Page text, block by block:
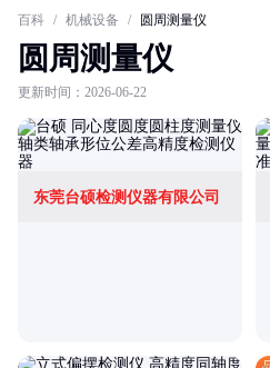
百科 / 机械设备 / 圆周测量仪
圆周测量仪
更新时间：2026-06-22
东莞台硕检测仪器有限公司